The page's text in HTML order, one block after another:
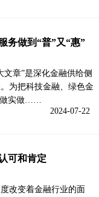
务做到“普”又“惠”
章”是深化金融供给侧
为把科技金融、绿色金
做实做……
2024-07-22
可和肯定
改变着金融行业的面